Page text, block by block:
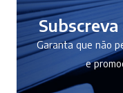
Garanta que não
e